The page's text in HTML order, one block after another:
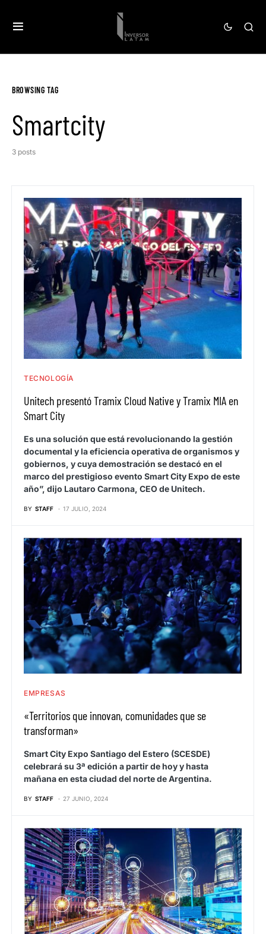
BROWSING TAG
Smartcity
3 posts
TECNOLOGÍA
Unitech presentó Tramix Cloud Native y Tramix MIA en
Smart City
Es una solución que está revolucionando la gestión
documental y la eficiencia operativa de organismos y
gobiernos, y cuya demostración se destacó en el
marco del prestigioso evento Smart City Expo de este
año”, dijo Lautaro Carmona, CEO de Unitech.
BY STAFF 17 JULIO, 2024
EMPRESAS
«Territorios que innovan, comunidades que se
transforman»
Smart City Expo Santiago del Estero (SCESDE)
celebrará su 3ª edición a partir de hoy y hasta
mañana en esta ciudad del norte de Argentina.
BY STAFF 27 JUNIO, 2024